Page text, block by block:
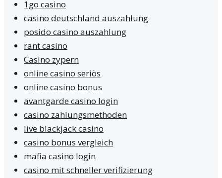
1go casino
casino deutschland auszahlung
posido casino auszahlung
rant casino
Casino zypern
online casino seriös
online casino bonus
avantgarde casino login
casino zahlungsmethoden
live blackjack casino
casino bonus vergleich
mafia casino login
casino mit schneller verifizierung